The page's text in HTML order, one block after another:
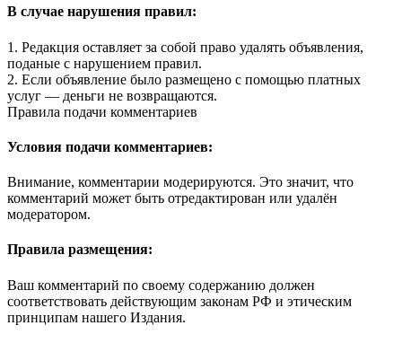
В случае нарушения правил:
1. Редакция оставляет за собой право удалять объявления,
поданые с нарушением правил.
2. Если объявление было размещено с помощью платных
услуг — деньги не возвращаются.
Правила подачи комментариев
Условия подачи комментариев:
Внимание, комментарии модерируются. Это значит, что
комментарий может быть отредактирован или удалён
модератором.
Правила размещения:
Ваш комментарий по своему содержанию должен
соответствовать действующим законам РФ и этическим
принципам нашего Издания.